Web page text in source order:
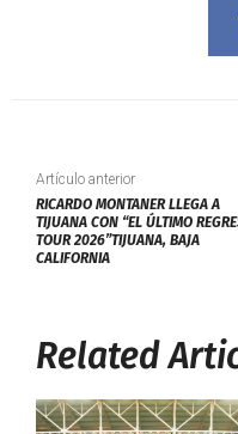
Artículo anterior
RICARDO MONTANER LLEGA A
TIJUANA CON “EL ÚLTIMO
TOUR 2026”TIJUANA, BAJA
CALIFORNIA
Related